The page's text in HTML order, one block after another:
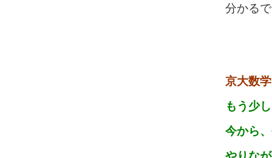
分かる
京大数
もう少
今から